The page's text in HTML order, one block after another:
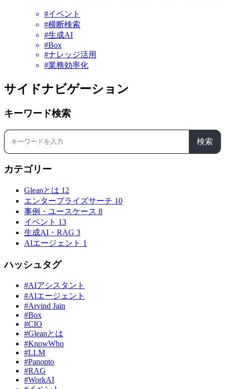
#イベント
#横断検索
#生成AI
#Box
#ナレッジ活用
#業務効率化
サイドナビゲーション
キーワード検索
検索
カテゴリー
Gleanとは 12
エンタープライズサーチ 10
事例・ユースケース 8
イベント 13
生成AI・RAG 3
AIエージェント 1
ハッシュタグ
#AIアシスタント
#AIエージェント
#Arvind Jain
#Box
#CIO
#Gleanとは
#KnowWho
#LLM
#Panopto
#RAG
#WorkAI